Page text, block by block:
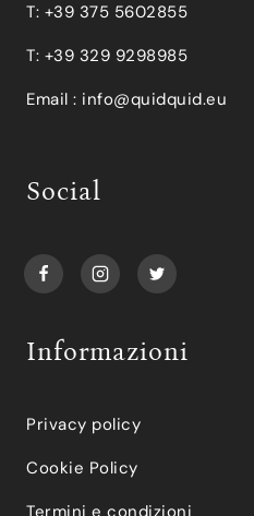
T: +39 375 5602855
T: +39 329 9298985
Email : info@quidquid.eu
Social
Informazioni
Privacy policy
Cookie Policy
Termini e condizioni